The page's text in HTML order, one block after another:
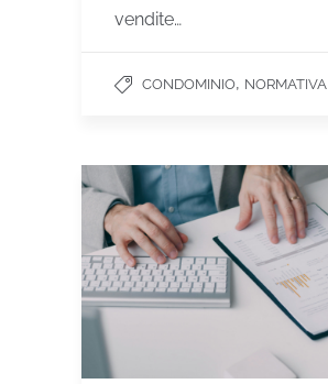
vendite…
CONDOMINIO, NORMATIVA